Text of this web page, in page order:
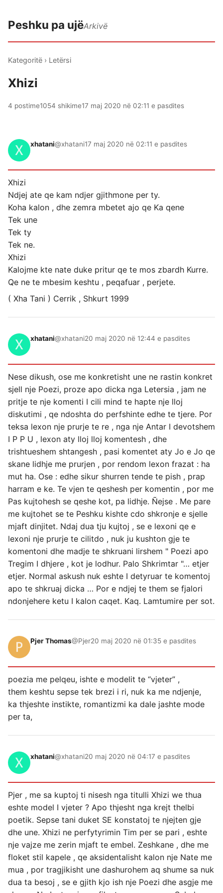
Peshku pa ujëArkivë
Kategoritë › Letërsi
Xhizi
4 postime1054 shikime17 maj 2020 në 02:11 e pasdites
xhatani@xhatani17 maj 2020 në 02:11 e pasdites
Xhizi
Ndjej ate qe kam ndjer gjithmone per ty.
Koha kalon , dhe zemra mbetet ajo qe Ka qene
Tek une
Tek ty
Tek ne.
Xhizi
Kalojme kte nate duke pritur qe te mos zbardh Kurre.
Qe ne te mbesim keshtu , peqafuar , perjete.
( Xha Tani ) Cerrik , Shkurt 1999
xhatani@xhatani20 maj 2020 në 12:44 e pasdites
Nese dikush, ose me konkretisht une ne rastin konkret
sjell nje Poezi, proze apo dicka nga Letersia , jam ne
pritje te nje komenti I cili mind te hapte nje lloj
diskutimi , qe ndoshta do perfshinte edhe te tjere. Por
teksa lexon nje prurje te re , nga nje Antar I devotshem
I P P U , lexon aty lloj lloj komentesh , dhe
trishtueshem shtangesh , pasi komentet aty Jo e Jo qe
skane lidhje me prurjen , por rendom lexon frazat : ha
mut ha. Ose : edhe sikur shurren tende te pish , prap
harram e ke. Te vjen te qeshesh per komentin , por me
Pas kujtohesh se qeshe kot, pa lidhje. Ñejse . Me pare
me kujtohet se te Peshku kishte cdo shkronje e sjelle
mjaft dinjitet. Ndaj dua tju kujtoj , se e lexoni qe e
lexoni nje prurje te cilitdo , nuk ju kushton gje te
komentoni dhe madje te shkruani lirshem " Poezi apo
Tregim I dhjere , kot je lodhur. Palo Shkrimtar "… etjer
etjer. Normal askush nuk eshte I detyruar te komentoj
apo te shkruaj dicka … Por e ndjej te them se fjalori
ndonjehere ketu I kalon caqet. Kaq. Lamtumire per sot.
Pjer Thomas@Pjer20 maj 2020 në 01:35 e pasdites
poezia me pelqeu, ishte e modelit te “vjeter” ,
them keshtu sepse tek brezi i ri, nuk ka me ndjenje,
ka thjeshte instikte, romantizmi ka dale jashte mode
per ta,
xhatani@xhatani20 maj 2020 në 04:17 e pasdites
Pjer , me sa kuptoj ti nisesh nga titulli Xhizi we thua
eshte model I vjeter ? Apo thjesht nga krejt thelbi
poetik. Sepse tani duket SE konstatoj te njejten gje
dhe une. Xhizi ne perfytyrimin Tim per se pari , eshte
nje vajze me zerin mjaft te embel. Zeshkane , dhe me
floket stil kapele , qe aksidentalisht kalon nje Nate me
mua , por tragjikisht une dashurohem aq shume sa nuk
dua ta besoj , se e gjith kjo ish nje Poezi dhe asgje me